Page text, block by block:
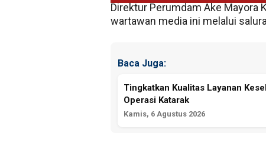
Direktur Perumdam Ake Mayora
wartawan media ini melalui
Baca Juga:
Tingkatkan Kualitas Layanan
Operasi Katarak
Kamis, 6 Agustus 2026